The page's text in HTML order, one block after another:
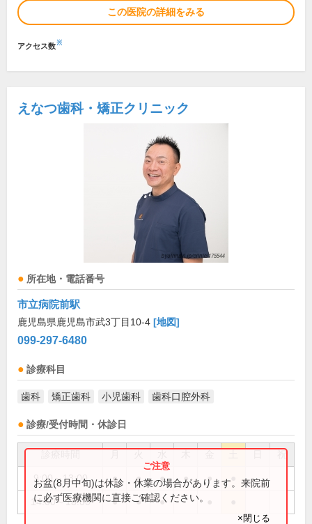
この医院の詳細をみる
アクセス数※
えなつ歯科・矯正クリニック
所在地・電話番号
市立病院前駅
鹿児島県鹿児島市武3丁目10-4 [地図]
099-297-6480
診療科目
歯科 矯正歯科 小児歯科 歯科口腔外科
診療/受付時間・休診日
祝
9:00～13:00 ● ● ● ● ●
14:00～18:00 ● ● ●
お盆(8月中旬)は休診・休業の場合があります。来院前
に必ず医療機関に直接ご確認ください。
×閉じる